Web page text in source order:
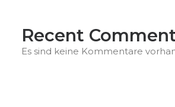
Recent
Es sind keine Kommentare